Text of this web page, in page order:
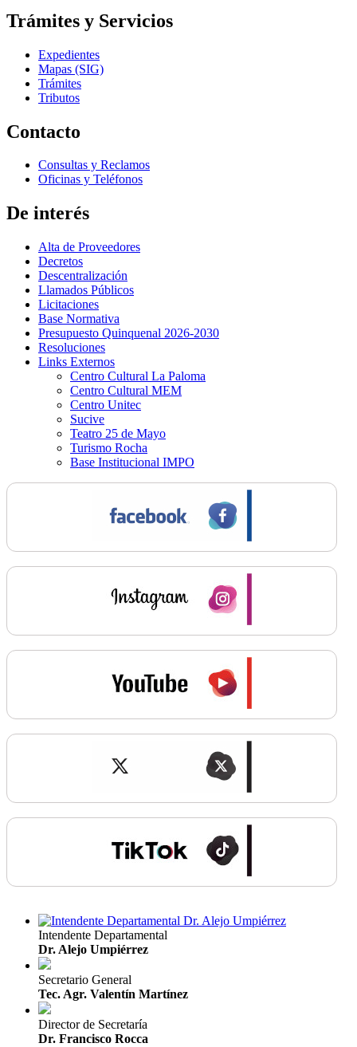
Trámites y Servicios
Expedientes
Mapas (SIG)
Trámites
Tributos
Contacto
Consultas y Reclamos
Oficinas y Teléfonos
De interés
Alta de Proveedores
Decretos
Descentralización
Llamados Públicos
Licitaciones
Base Normativa
Presupuesto Quinquenal 2026-2030
Resoluciones
Links Externos
Centro Cultural La Paloma
Centro Cultural MEM
Centro Unitec
Sucive
Teatro 25 de Mayo
Turismo Rocha
Base Institucional IMPO
Intendente Departamental
Dr. Alejo Umpiérrez
Secretario General
Tec. Agr. Valentín Martínez
Director de Secretaría
Dr. Francisco Rocca